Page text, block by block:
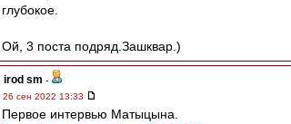
глубокое.
Ой, 3 поста подряд.Зашквар.)
irod sm -
26 сен 2022 13:33
Первое интервью Матыцына.